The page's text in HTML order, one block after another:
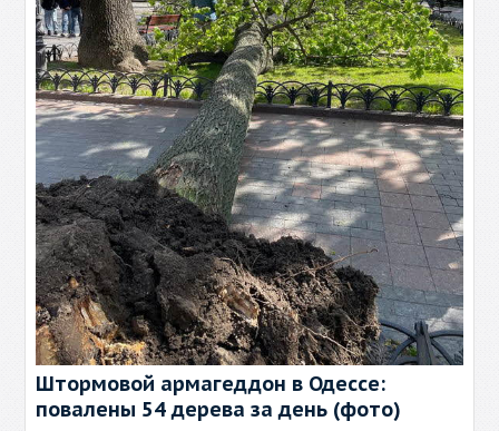
Штормовой армагеддон в Одессе:
повалены 54 дерева за день (фото)